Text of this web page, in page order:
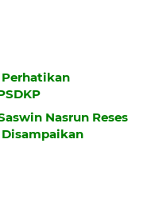
Perhatikan
Nasrun Reses